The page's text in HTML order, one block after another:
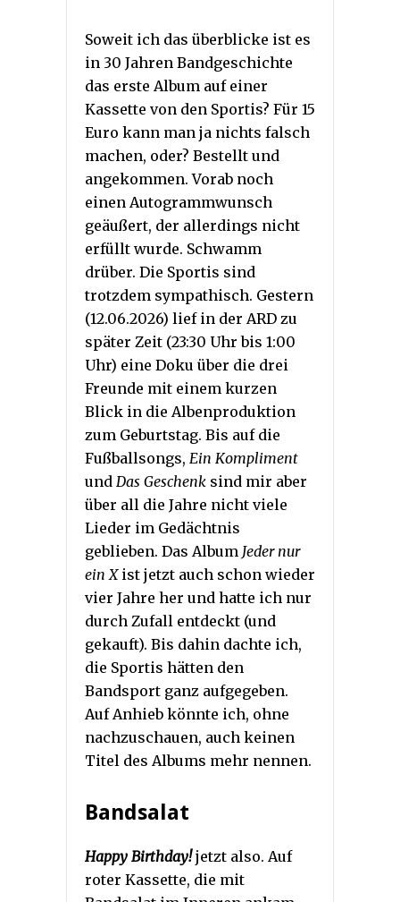
Soweit ich das überblicke ist es
in 30 Jahren Bandgeschichte
das erste Album auf einer
Kassette von den Sportis? Für 15
Euro kann man ja nichts falsch
machen, oder? Bestellt und
angekommen. Vorab noch
einen Autogrammwunsch
geäußert, der allerdings nicht
erfüllt wurde. Schwamm
drüber. Die Sportis sind
trotzdem sympathisch. Gestern
(12.06.2026) lief in der ARD zu
später Zeit (23:30 Uhr bis 1:00
Uhr) eine Doku über die drei
Freunde mit einem kurzen
Blick in die Albenproduktion
zum Geburtstag. Bis auf die
Fußballsongs, Ein Kompliment
und Das Geschenk sind mir aber
über all die Jahre nicht viele
Lieder im Gedächtnis
geblieben. Das Album Jeder nur
ein Xist jetzt auch schon wieder
vier Jahre her und hatte ich nur
durch Zufall entdeckt (und
gekauft). Bis dahin dachte ich,
die Sportis hätten den
Bandsport ganz aufgegeben.
Auf Anhieb könnte ich, ohne
nachzuschauen, auch keinen
Titel des Albums mehr nennen.
Bandsalat
Happy Birthday!jetzt also. Auf
roter Kassette, die mit